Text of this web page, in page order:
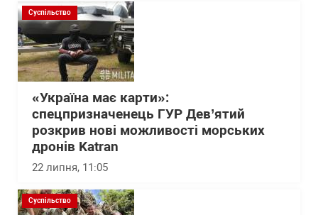
Суспільство
«Україна має карти»:
спецпризначенець ГУР Дев’ятий
розкрив нові можливості морських
дронів Katran
22 липня, 11:05
Суспільство